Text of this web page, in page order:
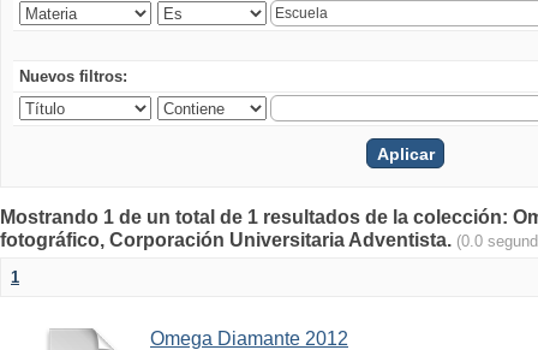
Nuevos filtros:
Mostrando 1 de un total de 1 resultados de la colección:
fotográfico, Corporación Universitaria Adventista. (0.0
1
Omega Diamante 2012